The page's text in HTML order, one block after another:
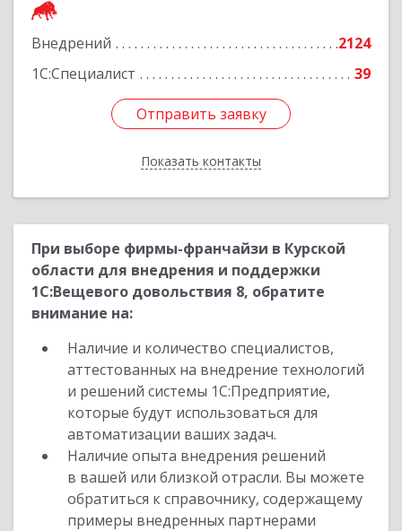
Внедрений
2124
1С:Специалист
39
Отправить заявку
Показать контакты
Отправить заявку
Назад
При выборе фирмы-франчайзи в Курской
области для внедрения и поддержки
1С:Вещевого довольствия 8, обратите
внимание на:
Наличие и количество специалистов,
аттестованных на внедрение технологий
и решений системы 1С:Предприятие,
которые будут использоваться для
автоматизации ваших задач.
Наличие опыта внедрения решений
в вашей или близкой отрасли. Вы можете
обратиться к справочнику, содержащему
примеры внедренных партнерами